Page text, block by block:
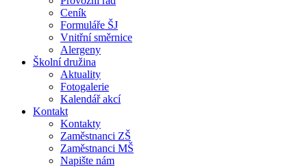
Ceník
Formuláře ŠJ
Vnitřní směrnice
Alergeny
Školní družina
Aktuality
Fotogalerie
Kalendář akcí
Kontakt
Kontakty
Zaměstnanci ZŠ
Zaměstnanci MŠ
Napište nám